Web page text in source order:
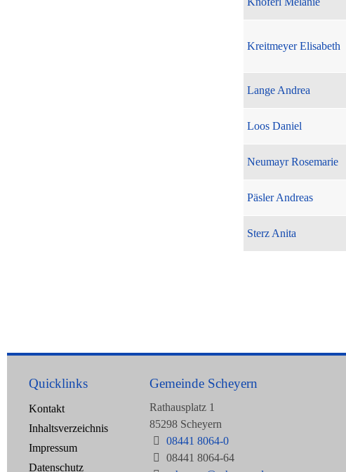
Kreitmeyer Elisabeth
Lange Andrea
Loos Daniel
Neumayr Rosemarie
Päsler Andreas
Sterz Anita
Quicklinks
Kontakt
Inhaltsverzeichnis
Impressum
Datenschutz
Gemeinde Scheyern
Rathausplatz 1
85298 Scheyern
08441 8064-0
08441 8064-64